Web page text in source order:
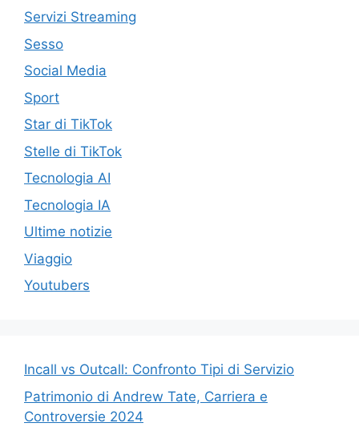
Servizi Streaming
Sesso
Social Media
Sport
Star di TikTok
Stelle di TikTok
Tecnologia AI
Tecnologia IA
Ultime notizie
Viaggio
Youtubers
Incall vs Outcall: Confronto Tipi di Servizio
Patrimonio di Andrew Tate, Carriera e
Controversie 2024